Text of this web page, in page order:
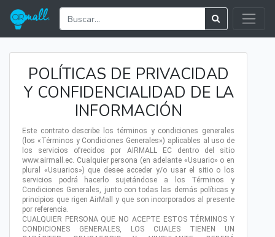
POLÍTICAS DE PRIVACIDAD
Y CONFIDENCIALIDAD DE LA
INFORMACIÓN
Este contrato describe los términos y condiciones generales
(los «Términos y Condiciones Generales») aplicables al uso de
los servicios ofrecidos por AIRMALL EC dentro del sitio
www.airmall.ec. Cualquier persona (en adelante «Usuario» o en
plural «Usuarios») que desee acceder y/o usar el sitio o los
servicios podrá hacerlo sujetándose a los Términos y
Condiciones Generales, junto con todas las demás políticas y
principios que rigen AirMall y que son incorporados al presente
por referencia.
CUALQUIER PERSONA QUE NO ACEPTE ESTOS TÉRMINOS Y
CONDICIONES GENERALES, LOS CUALES TIENEN UN